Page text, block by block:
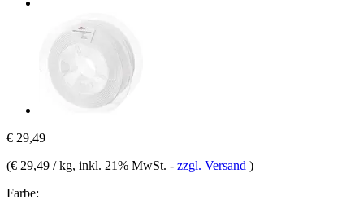
€ 29,49
(€ 29,49 / kg, inkl. 21% MwSt. - zzgl. Versand )
Farbe: